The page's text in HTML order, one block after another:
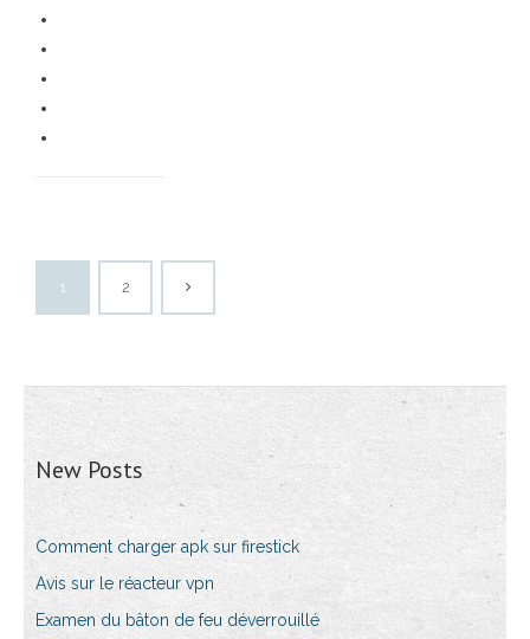
1 2
New Posts
Comment charger apk sur firestick
Avis sur le réacteur vpn
Examen du bâton de feu déverrouillé